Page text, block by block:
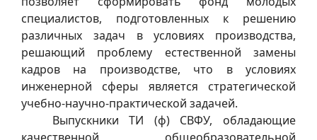
специалистов, подготовленных к решению
различных задач в условиях производства,
решающий проблему естественной замены
кадров на производстве, что в условиях
инженерной сферы является стратегической
учебно-научно-практической задачей.
Выпускники ТИ (ф) СВФУ, обладающие